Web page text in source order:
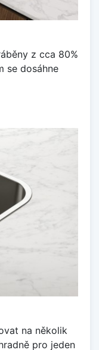
z cca 80%
se dosáhne
na několik
pro jeden